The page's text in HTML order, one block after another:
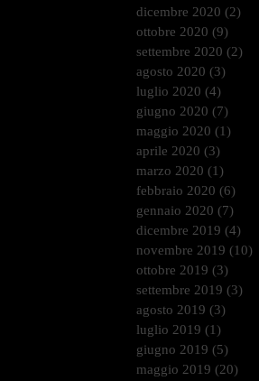
dicembre 2020 (2)
ottobre 2020 (9)
settembre 2020 (2)
agosto 2020 (3)
luglio 2020 (4)
giugno 2020 (7)
maggio 2020 (1)
aprile 2020 (3)
marzo 2020 (1)
febbraio 2020 (6)
gennaio 2020 (7)
dicembre 2019 (4)
novembre 2019 (10)
ottobre 2019 (3)
settembre 2019 (3)
agosto 2019 (3)
luglio 2019 (1)
giugno 2019 (5)
maggio 2019 (20)